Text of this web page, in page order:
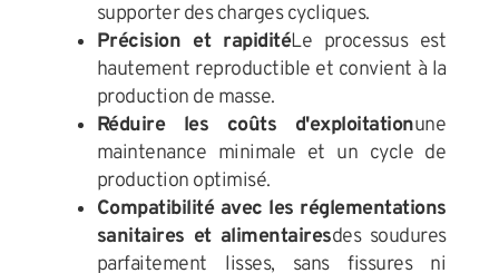
supporter des charges cycliques.
Précision et rapiditéLe processus est
hautement reproductible et convient à la
production de masse.
Réduire les coûts d'exploitationune
maintenance minimale et un cycle de
production optimisé.
Compatibilité avec les réglementations
sanitaires et alimentairesdes soudures
parfaitement lisses, sans fissures ni